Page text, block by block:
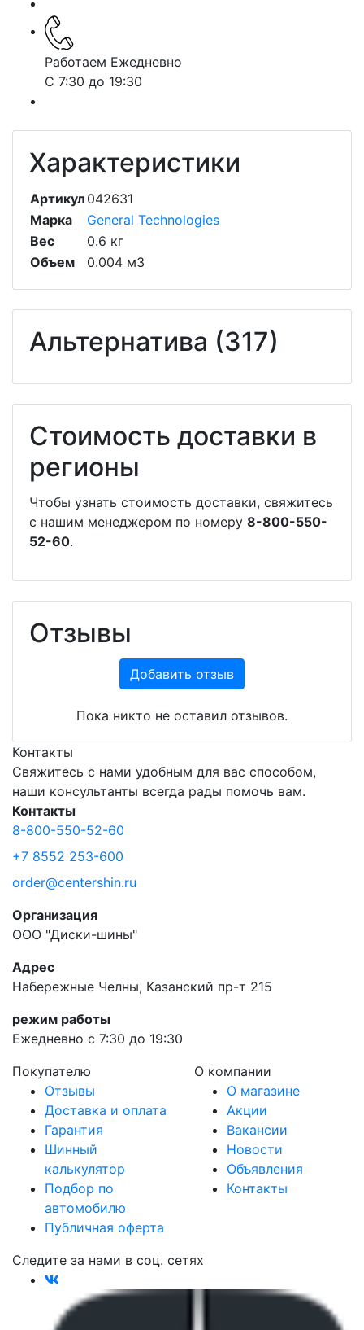
Работаем Ежедневно
С 7:30 до 19:30
Характеристики
Артикул 042631
Марка
General Technologies
Вес
0.6 кг
Объем
0.004 м3
Альтернатива (317)
Стоимость доставки в
регионы
Чтобы узнать стоимость доставки, свяжитесь
с нашим менеджером по номеру 8-800-550-
52-60.
Отзывы
Добавить отзыв
Пока никто не оставил отзывов.
Контакты
Свяжитесь с нами удобным для вас способом,
наши консультанты всегда рады помочь вам.
Контакты
8-800-550-52-60
+7 8552 253-600
order@centershin.ru
Организация
ООО "Диски-шины"
Адрес
Набережные Челны, Казанский пр-т 215
режим работы
Ежедневно с 7:30 до 19:30
Покупателю
Отзывы
Доставка и оплата
Гарантия
Шинный
калькулятор
Подбор по
автомобилю
Публичная оферта
О компании
О магазине
Акции
Вакансии
Новости
Объявления
Контакты
Следите за нами в соц. сетях